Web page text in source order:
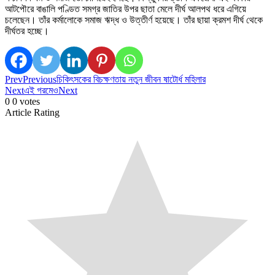
আটপৌরে বাঙালি পণ্ডিত সমগ্র জাতির উপর ছাতা মেলে দীর্ঘ আলপথ ধরে এগিয়ে
চলেছেন। তাঁর কর্মালোকে সমাজ ঋদ্ধ ও উত্তীর্ণ হয়েছে। তাঁর ছায়া ক্রমশ দীর্ঘ থেকে
দীর্ঘতর হচ্ছে।
PrevPreviousচিকিৎসকের বিচক্ষণতায় নতুন জীবন ষাটোর্ধ মহিলার
Nextএই গরমেওNext
0 0 votes
Article Rating